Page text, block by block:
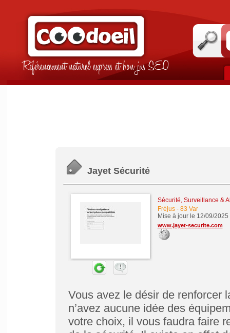
Référencement naturel express et bon jus SEO
Jayet Sécurité
Sécurité, Surveillance &
Fréjus- 83 Var
Mise à jour le 12/09/2025
www.jayet-securite.com
Vous avez le désir de renforcer
n’avez aucune idée des
votre choix, il vous faudra faire